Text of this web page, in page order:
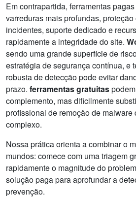
Em contrapartida, ferramentas
varreduras mais profundas,
incidentes, suporte dedicado e
rapidamente a integridade do site.
sendo uma grande superfície de
estratégia de segurança contínua, e
robusta de detecção pode evitar
prazo. ferramentas gratuitas
complemento, mas dificilmente
profissional de remoção de malware
complexo.
Nossa prática orienta a combinar o
mundos: comece com uma triagem
rapidamente o magnitude do
solução paga para aprofundar a
prevenção.